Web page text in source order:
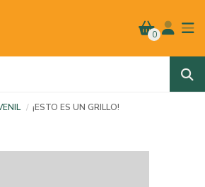
0
¡ESTO ES UN GRILLO!